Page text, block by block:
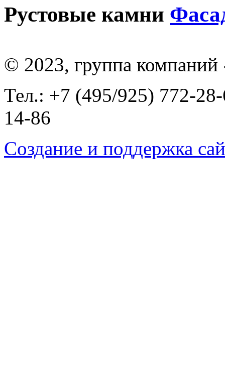
Рустовые камни
© 2023, группа
Тел.: +7 (495/925) 772-
14-86
Создание и поддержка